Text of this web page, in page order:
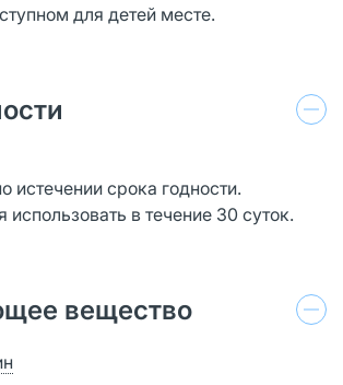
для детей месте.
истечении срока годности.
использовать в течение 30 суток.
вещество